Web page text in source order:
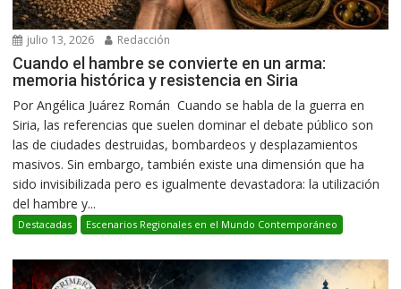
julio 13, 2026 Redacción
Cuando el hambre se convierte en un arma:
memoria histórica y resistencia en Siria
Por Angélica Juárez Román Cuando se habla de la guerra en
Siria, las referencias que suelen dominar el debate público son
las de ciudades destruidas, bombardeos y desplazamientos
masivos. Sin embargo, también existe una dimensión que ha
sido invisibilizada pero es igualmente devastadora: la utilización
del hambre y...
Destacadas Escenarios Regionales en el Mundo Contemporáneo